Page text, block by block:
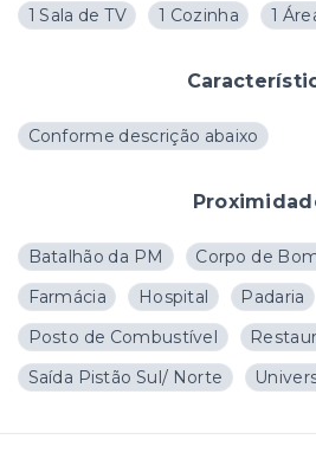
1 Sala de TV
1 Cozinha 1
Conforme descrição abaixo
Batalhão da PM Corpo de
Farmácia
Hospital
Padaria
Posto de Combustível
Saída Pistão Sul/ Norte